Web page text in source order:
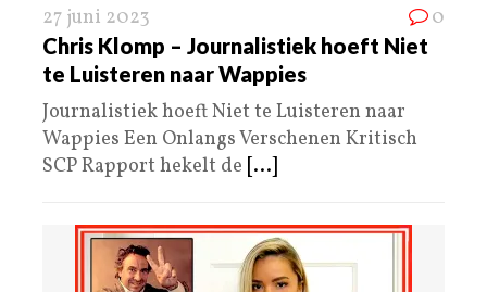
27 juni 2023 0
Chris Klomp – Journalistiek hoeft Niet
te Luisteren naar Wappies
Journalistiek hoeft Niet te Luisteren naar
Wappies Een Onlangs Verschenen Kritisch
SCP Rapport hekelt de [...]